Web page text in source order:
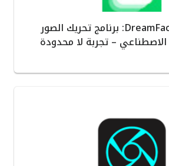
مراجعة تطبيق DreamFace: برنامج تحريك الصور
الاصطناعي – تجربة لا محدودة